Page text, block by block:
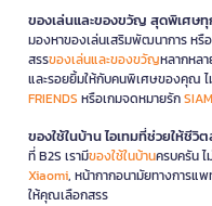
ของเล่นและของขวัญ สุดพิเศษทุ
มองหาของเล่นเสริมพัฒนาการ หรื
สรรของเล่นและของขวัญหลากหล
และรอยยิ้มให้กับคนพิเศษของคุณ ไ
FRIENDS หรือเกมจดหมายรัก
ของใช้ในบ้าน ไอเทมที่ช่วยให้ชีวิ
ที่ B2S เรามีของใช้ในบ้านครบครัน ไ
Xiaomi, หน้ากากอนามัยทางการแ
ให้คุณเลือกสรร